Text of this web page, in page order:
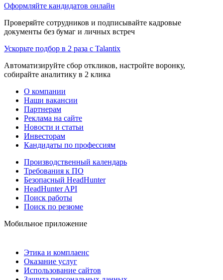
Оформляйте кандидатов онлайн
Проверяйте сотрудников и подписывайте кадровые
документы без бумаг и личных встреч
Ускорьте подбор в 2 раза с Talantix
Автоматизируйте сбор откликов, настройте воронку,
собирайте аналитику в 2 клика
О компании
Наши вакансии
Партнерам
Реклама на сайте
Новости и статьи
Инвесторам
Кандидаты по профессиям
Производственный календарь
Требования к ПО
Безопасный HeadHunter
HeadHunter API
Поиск работы
Поиск по резюме
Мобильное приложение
Этика и комплаенс
Оказание услуг
Использование сайтов